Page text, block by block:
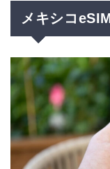
メキシコ